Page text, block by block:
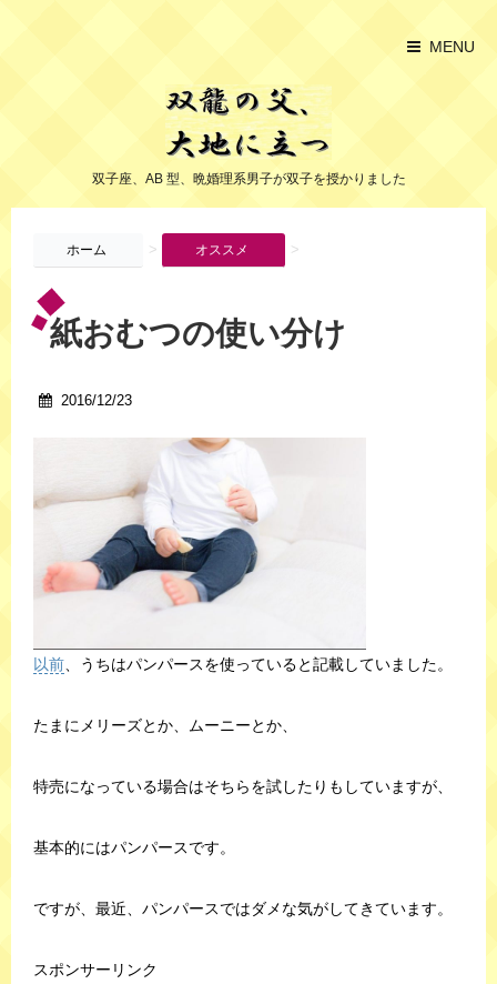
MENU
双子座、AB 型、晩婚理系男子が双子を授かりました
ホーム > オススメ >
紙おむつの使い分け
2016/12/23
以前 、うちはパンパースを使っていると記載していました。
たまにメリーズとか、ムーニーとか、
特売になっている場合はそちらを試したりもしていますが、
基本的にはパンパースです。
ですが、最近、パンパースではダメな気がしてきています。
スポンサーリンク